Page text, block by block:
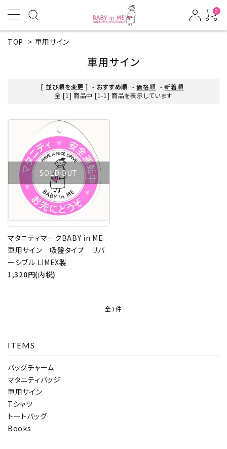
0
TOP > 車用サイン
車用サイン
[ 並び順を変更 ] - おすすめ順 -価格順 -新着順
全 [1] 商品中 [1-1] 商品を表示しています
SOLD OUT
マタニティマークBABY in ME
車用サイン 吸盤タイプ リバ
ーシブル LIMEX製
1,320円(内税)
全1件
ITEMS
バッグチャーム
マタニティバッジ
車用サイン
Tシャツ
トートバッグ
Books